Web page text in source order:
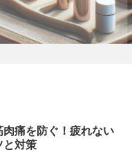
肉痛を防ぐ！疲れない
と対策